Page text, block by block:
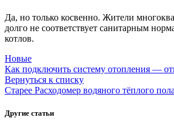
Да, но только косвенно. Жители
долго не соответствует санитарным
котлов.
Новые
Как подключить систему отопления —
Вернуться к списку
Старее Расходомер водяного тёплого
Другие статьи